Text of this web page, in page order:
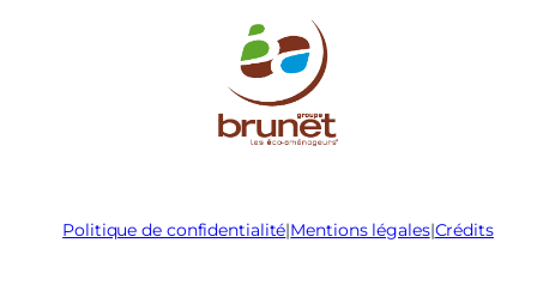
Politique de confidentialité|Mentions légales|Crédits